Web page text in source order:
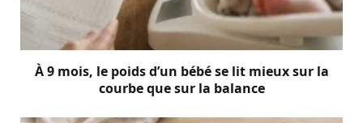
À 9 mois, le poids d’un bébé se lit mieux sur la
courbe que sur la balance